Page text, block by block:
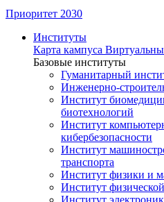
Приоритет 2030
Институты
Карта кампуса
Базовые институты
Гуманитарный
Инженерно-
Институт
биотехнологий
Институт
кибербезопасности
Институт
транспорта
Институт физики и
Институт
Институт